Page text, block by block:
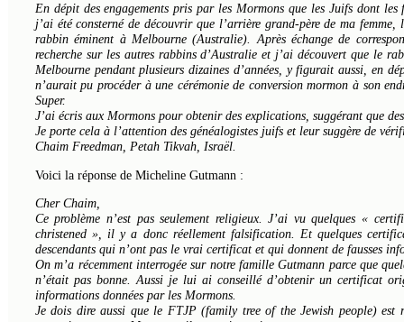
En dépit des engagements pris par les Mormons que les Juifs dont
j’ai été consterné de découvrir que l’arrière grand-père de ma
rabbin éminent à Melbourne (Australie). Après échange de
recherche sur les autres rabbins d’Australie et j’ai découvert que le
Melbourne pendant plusieurs dizaines d’années, y figurait aussi, en
n’aurait pu procéder à une cérémonie de conversion mormon à son
Super.
J’ai écris aux Mormons pour obtenir des explications, suggérant que
Je porte cela à l’attention des généalogistes juifs et leur suggère de
Chaim Freedman, Petah Tikvah, Israël.
Voici la réponse de Micheline Gutmann :
Cher Chaim,
Ce problème n’est pas seulement religieux. J’ai vu quelques «
christened », il y a donc réellement falsification. Et quelques
descendants qui n’ont pas le vrai certificat et qui donnent de fausses
On m’a récemment interrogée sur notre famille Gutmann parce que
n’était pas bonne. Aussi je lui ai conseillé d’obtenir un certificat
informations données par les Mormons.
Je dois dire aussi que le FTJP (family tree of the Jewish people) est